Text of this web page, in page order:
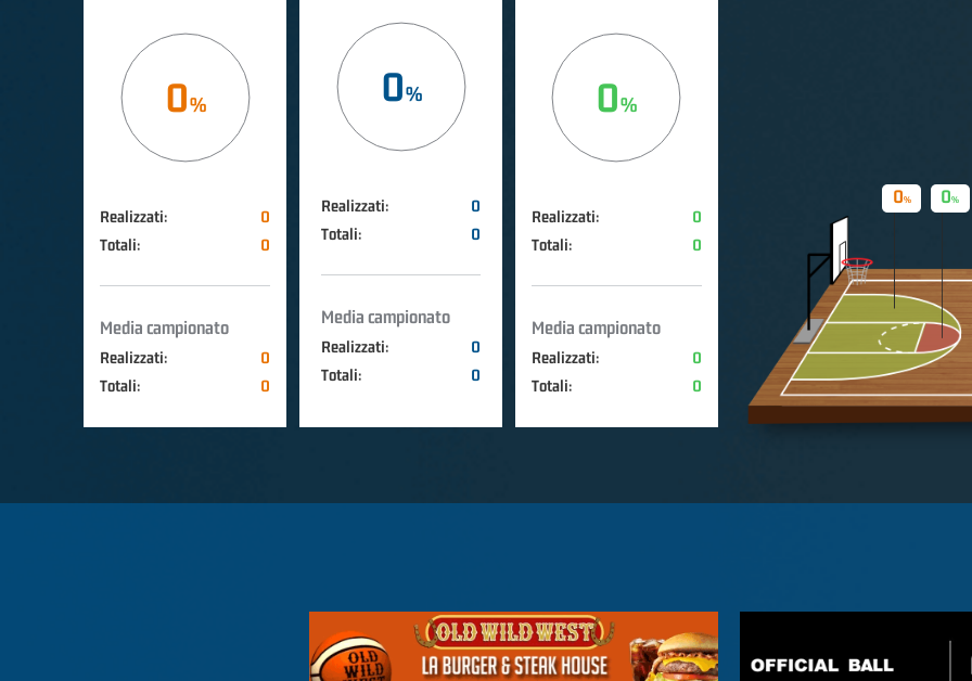
0
Realizzati:
0
Totali:
0
Media campionato
Realizzati:
0
Totali:
0
0
Realizzati:
0
Totali:
0
Media campionato
Realizzati:
0
Totali:
0
0
Realizzati:
0
Totali:
0
Media campionato
Realizzati:
0
Totali:
0
0
0